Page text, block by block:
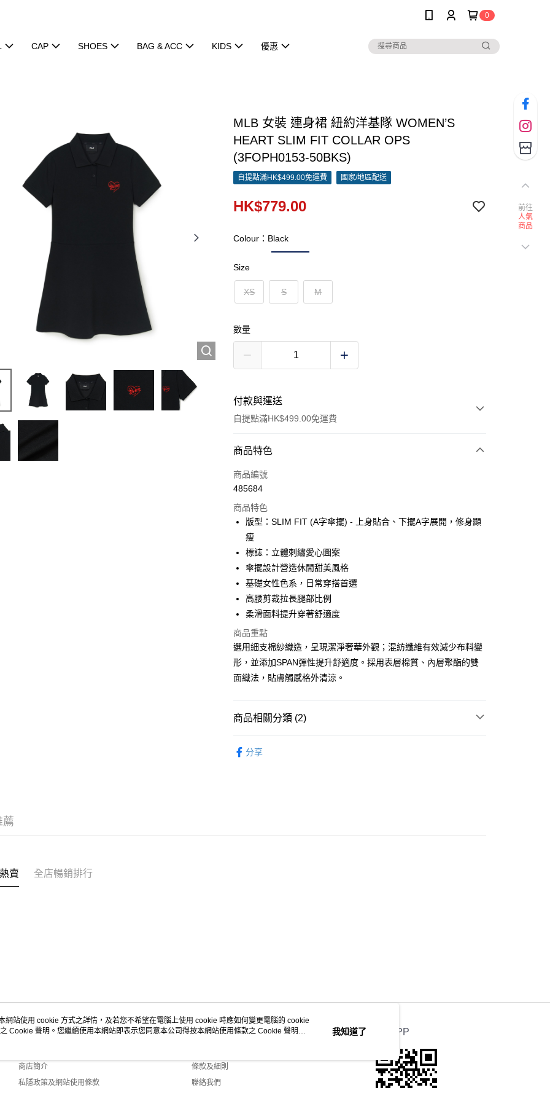
0
CAP SHOES BAG & ACC KIDS 優惠
MLB 女裝 連身裙 紐約洋基隊 WOMEN’S
HEART SLIM FIT COLLAR OPS
(3FOPH0153-50BKS)
自提點滿HK$499.00免運費 國家/地區配送
HK$779.00
Colour：Black
Size
XS S M
數量
付款與運送
自提點滿HK$499.00免運費
付款方式
信用卡
Google Pay
AlipayHK
WeChat Pay
送貨方式
每筆HK$50.00，滿HK$499.00或以上免運費
付款後順豐合作便利店
每筆HK$50.00，滿HK$499.00或以上免運費
每筆HK$50.00，滿HK$499.00或以上免運費
商品特色
商品編號
485684
商品特色
版型：SLIM FIT (A字傘擺) - 上身貼合、下擺A字展開，修身顯
瘦
標誌：立體刺繡愛心圖案
傘擺設計營造休閒甜美風格
基礎女性色系，日常穿搭首選
高腰剪裁拉長腿部比例
柔滑面料提升穿著舒適度
商品重點
選用細支棉紗織造，呈現潔淨奢華外觀；混紡纖維有效減少布料變
形，並添加SPAN彈性提升舒適度。採用表層棉質、內層聚酯的雙
面織法，貼膚觸感格外清涼。
商品相關分類 (2)
分享
薦
賣 全店暢銷排行
關於我們
商店簡介
私隱政策及網站使用條款
客戶服務
條款及細則
聯絡我們
官方APP
前往
人氣
商品
網站使用 cookie 方式之詳情，及若您不希望在電腦上使用 cookie 時應如何變更電腦的 cookie
Cookie 聲明。您繼續使用本網站即表示您同意本公司得按本網站使用條款之 Cookie 聲明使
我知道了